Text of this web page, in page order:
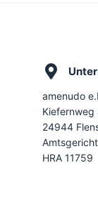
amenudo
Kiefernweg
24944
HRA 11759